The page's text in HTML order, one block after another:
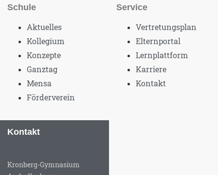
Schule
Aktuelles
Kollegium
Konzepte
Ganztag
Mensa
Förderverein
Service
Vertretungsplan
Elternportal
Lernplattform
Karriere
Kontakt
Kontakt
Kronberg-Gymnasium